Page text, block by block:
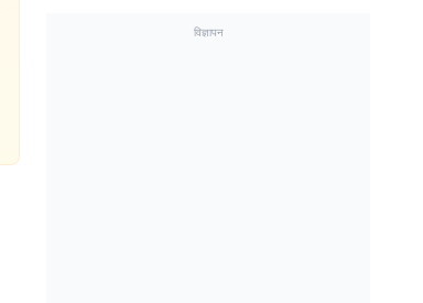
विज्ञापन